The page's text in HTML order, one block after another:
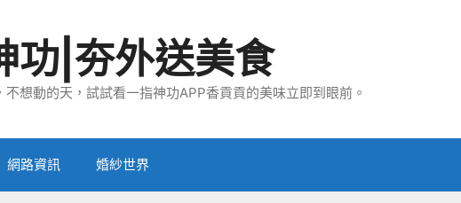
功|夯外送美食
想動的天，試試看一指神功APP香貢貢的美味立即到眼前。
網路資訊 婚紗世界